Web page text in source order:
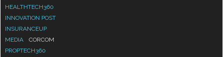
HEALTHTECH360
INNOVATION POST
INSURANCEUP
MEDIA
CORCOM
PROPTECH360